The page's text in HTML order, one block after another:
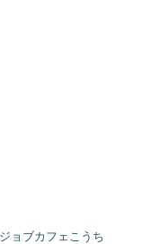
ョブカフェこうち